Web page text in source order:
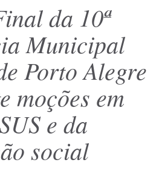
da 10ª
Municipal
Porto Alegre
moções em
e da
social